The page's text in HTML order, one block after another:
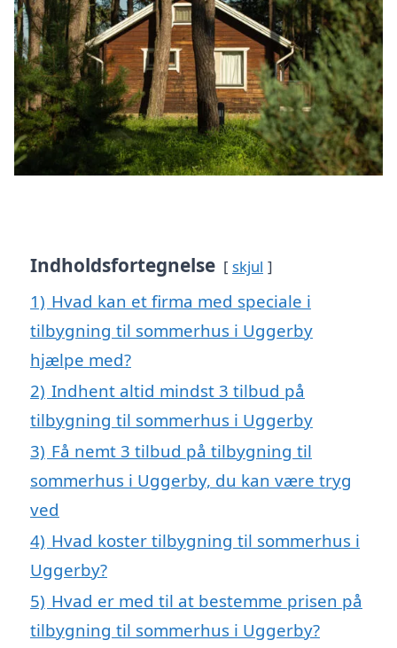
Indholdsfortegnelse skjul
1) Hvad kan et firma med speciale i
tilbygning til sommerhus i Uggerby
hjælpe med?
2) Indhent altid mindst 3 tilbud på
tilbygning til sommerhus i Uggerby
3) Få nemt 3 tilbud på tilbygning til
sommerhus i Uggerby, du kan være tryg
ved
4) Hvad koster tilbygning til sommerhus i
Uggerby?
5) Hvad er med til at bestemme prisen på
tilbygning til sommerhus i Uggerby?